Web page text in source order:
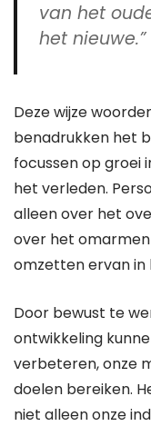
van het
het
Deze wijze
benadrukken het
focussen op groei
het verleden.
alleen over het
over het
omzetten ervan in
Door bewust te
ontwikkeling
verbeteren, onze
doelen bereiken.
niet alleen onze